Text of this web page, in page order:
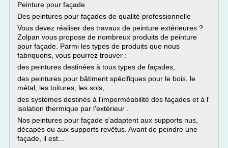
Peinture pour façade
Des peintures pour façades de qualité professionnelle
Vous devez réaliser des travaux de peinture extérieures ?
Zolpan vous propose de nombreux produits de peinture
pour façade. Parmi les types de produits que nous
fabriquons, vous pourrez trouver :
des peintures destinées à tous types de façades,
des peintures pour bâtiment spécifiques pour le bois, le
métal, les toitures, les sols,
des systèmes destinés à l'imperméabilité des façades et à l'
isolation thermique par l'extérieur .
Nos peintures pour façade s'adaptent aux supports nus,
décapés ou aux supports revêtus. Avant de peindre une
façade, il est...